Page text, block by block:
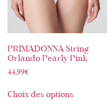
PRIMADONNA String
Orlando Pearly Pink
44,99€
Choix des options